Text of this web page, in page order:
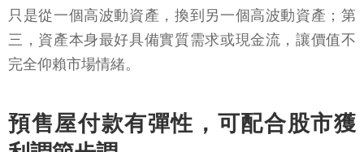
只是從一個高波動資產，換到另一個高波動資產；第
三，資產本身最好具備實質需求或現金流，讓價值不
完全仰賴市場情緒。
預售屋付款有彈性，可配合股市獲